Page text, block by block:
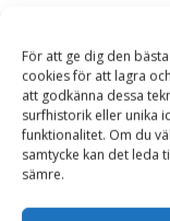
För att ge dig den
cookies för att lagra
att godkänna dessa
surfhistorik eller unika
funktionalitet. Om du
samtycke kan det leda
sämre.
Artikelnummer
GUFO-65210T-
s40
s45